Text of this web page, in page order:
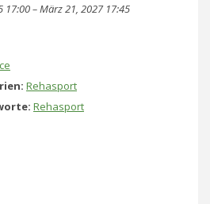
17:00–März 21, 2027 17:45
Rehasport
Rehasport